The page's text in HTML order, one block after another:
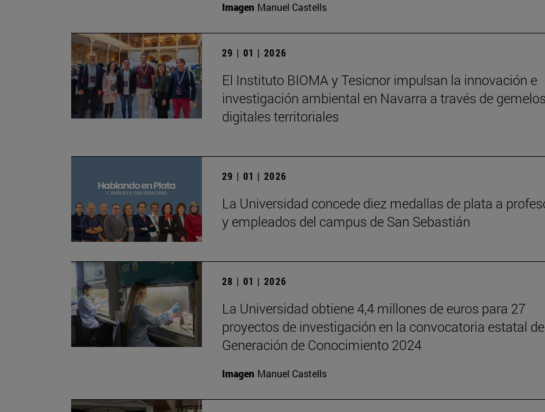
Imagen Manuel Castells
29 | 01 | 2026
El Instituto BIOMA y Tesicnor impulsan la innovación e
investigación ambiental en Navarra a través de
digitales territoriales
29 | 01 | 2026
La Universidad concede diez medallas de plata a
y empleados del campus de San Sebastián
28 | 01 | 2026
La Universidad obtiene 4,4 millones de euros para 27
proyectos de investigación en la convocatoria estatal de
Generación de Conocimiento 2024
Imagen Manuel Castells